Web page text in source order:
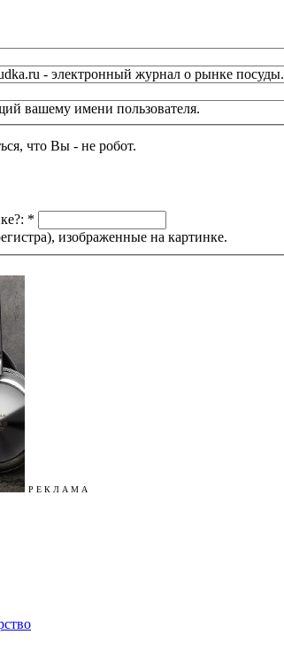
- электронный журнал о рынке посуды.
вашему имени пользователя.
что Вы - не робот.
*
изображенные на картинке.
Р Е К Л А М А